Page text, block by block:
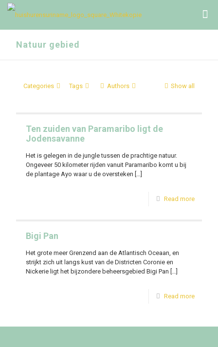
Natuur gebied
Categories Tags Authors Show all
Ten zuiden van Paramaribo ligt de
Jodensavanne
Het is gelegen in de jungle tussen de prachtige natuur.
Ongeveer 50 kilometer rijden vanuit Paramaribo komt u bij
de plantage Ayo waar u de oversteken […]
Read more
Bigi Pan
Het grote meer Grenzend aan de Atlantisch Oceaan, en
strijkt zich uit langs kust van de Districten Coronie en
Nickerie ligt het bijzondere beheersgebied Bigi Pan […]
Read more